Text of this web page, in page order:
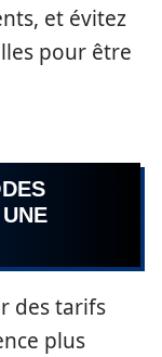
et évitez
pour être
des tarifs
plus